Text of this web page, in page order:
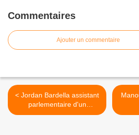
Commentaires
Ajouter un commentaire
< Jordan Bardella assistant
parlementaire d'un
négationniste: le sale secret